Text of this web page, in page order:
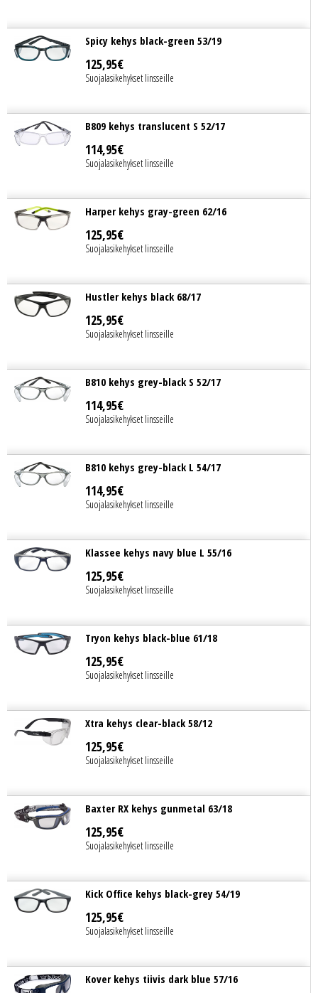
Spicy kehys black-green 53/19
125,95€
Suojalasikehykset linsseille
B809 kehys translucent S 52/17
114,95€
Suojalasikehykset linsseille
Harper kehys gray-green 62/16
125,95€
Suojalasikehykset linsseille
Hustler kehys black 68/17
125,95€
Suojalasikehykset linsseille
B810 kehys grey-black S 52/17
114,95€
Suojalasikehykset linsseille
B810 kehys grey-black L 54/17
114,95€
Suojalasikehykset linsseille
Klassee kehys navy blue L 55/16
125,95€
Suojalasikehykset linsseille
Tryon kehys black-blue 61/18
125,95€
Suojalasikehykset linsseille
Xtra kehys clear-black 58/12
125,95€
Suojalasikehykset linsseille
Baxter RX kehys gunmetal 63/18
125,95€
Suojalasikehykset linsseille
Kick Office kehys black-grey 54/19
125,95€
Suojalasikehykset linsseille
Kover kehys tiivis dark blue 57/16